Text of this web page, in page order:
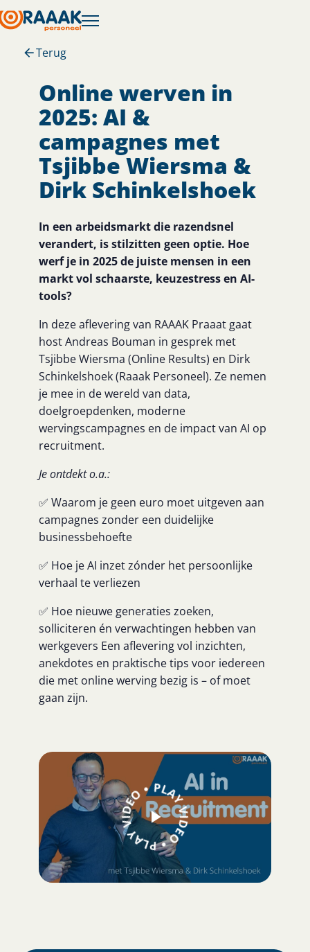
Terug
Online werven in
2025: AI &
campagnes met
Tsjibbe Wiersma &
Dirk Schinkelshoek
In een arbeidsmarkt die razendsnel
verandert, is stilzitten geen optie. Hoe
werf je in 2025 de juiste mensen in een
markt vol schaarste, keuzestress en AI-
tools?
In deze aflevering van RAAAK Praaat gaat
host Andreas Bouman in gesprek met
Tsjibbe Wiersma (Online Results) en Dirk
Schinkelshoek (Raaak Personeel). Ze nemen
je mee in de wereld van data,
doelgroepdenken, moderne
wervingscampagnes en de impact van AI op
recruitment.
Je ontdekt o.a.:
✅ Waarom je geen euro moet uitgeven aan
campagnes zonder een duidelijke
businessbehoefte
✅ Hoe je AI inzet zónder het persoonlijke
verhaal te verliezen
✅ Hoe nieuwe generaties zoeken,
solliciteren én verwachtingen hebben van
werkgevers Een aflevering vol inzichten,
anekdotes en praktische tips voor iedereen
die met online werving bezig is – of moet
gaan zijn.